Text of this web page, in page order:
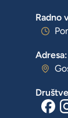
Radno
Adresa: